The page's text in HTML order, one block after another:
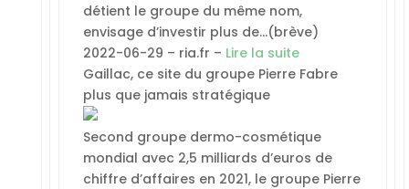
détient le groupe du même nom,
envisage d’investir plus de…(brève)
2022-06-29 – ria.fr – Lire la suite
Gaillac, ce site du groupe Pierre Fabre
plus que jamais stratégique
Second groupe dermo-cosmétique
mondial avec 2,5 milliards d’euros de
chiffre d’affaires en 2021, le groupe Pierre